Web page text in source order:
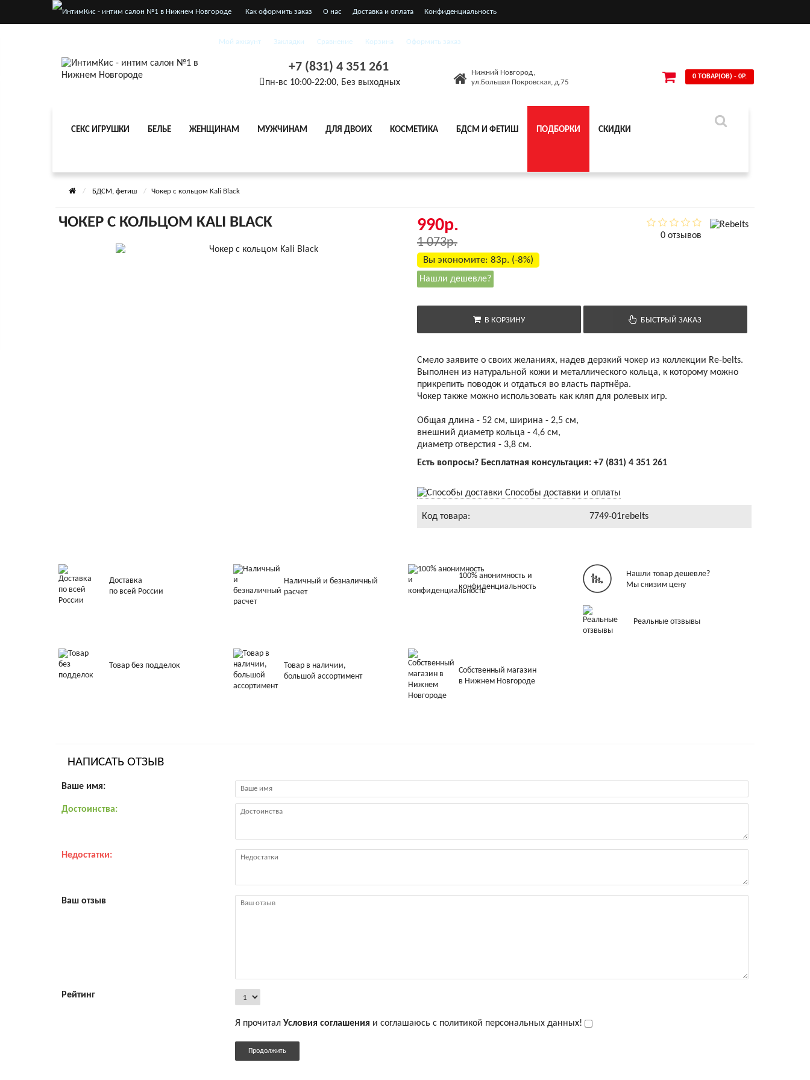
Как оформить заказ О нас Доставка и оплата Конфиденциальность
Мой аккаунт Закладки Сравнение Корзина Оформить заказ
+7 (831) 4 351 261
пн-вс 10:00-22:00, Без выходных
Нижний Новгород,
ул.Большая Покровская, д.75
0 ТОВАР(ОВ) - 0Р.
СЕКС ИГРУШКИ БЕЛЬЕ ЖЕНЩИНАМ МУЖЧИНАМ ДЛЯ ДВОИХ КОСМЕТИКА БДСМ И ФЕТИШ ПОДБОРКИ СКИДКИ
БДСМ, фетиш Чокер с кольцом Kali Black
ЧОКЕР С КОЛЬЦОМ KALI BLACK
0 отзывов
990р.
1 073р.
Вы экономите: 83р. (-8%)
Нашли дешевле?
В КОРЗИНУ БЫСТРЫЙ ЗАКАЗ
Смело заявите о своих желаниях, надев дерзкий чокер из коллекции Re-belts.
Выполнен из натуральной кожи и металлического кольца, к которому можно
прикрепить поводок и отдаться во власть партнёра.
Чокер также можно использовать как кляп для ролевых игр.
Общая длина - 52 см, ширина - 2,5 см,
внешний диаметр кольца - 4,6 см,
диаметр отверстия - 3,8 см.
Есть вопросы? Бесплатная консультация: +7 (831) 4 351 261
Способы доставки и оплаты
Код товара: 7749-01rebelts
Доставка
по всей России
Наличный и безналичный
расчет
100% анонимность и
конфиденциальность
Нашли товар дешевле?
Мы снизим цену
Реальные отзвывы
Товар без подделок
Товар в наличии,
большой ассортимент
Собственный магазин
в Нижнем Новгороде
НАПИСАТЬ ОТЗЫВ
Ваше имя:
Достоинства:
Недостатки:
Ваш отзыв
Рейтинг
Я прочитал Условия соглашения и соглашаюсь с политикой персональных данных!
Продолжить